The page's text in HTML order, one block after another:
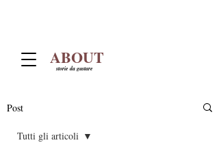
ABOUT
storie da gustare
Post
Tutti gli articoli